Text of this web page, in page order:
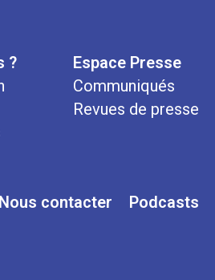
?
Espace Presse
Communiqués
Revues de presse
Nous contacter Podcasts